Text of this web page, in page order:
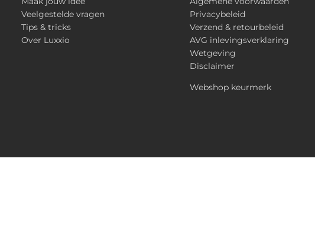
Veelgestelde vragen
Tips & tricks
Over Luxxio
Privacybeleid
Verzend & retourbeleid
AVG inlevingsverklaring
Wetgeving
Disclaimer
Webshop keurmerk